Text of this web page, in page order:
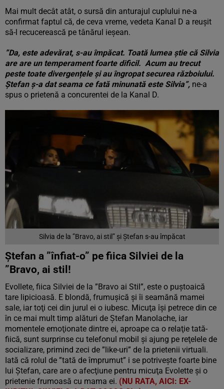
Mai mult decât atât, o sursă din anturajul cuplului ne-a
confirmat faptul că, de ceva vreme, vedeta Kanal D a reușit
să-l recucerească pe tânărul ieșean.
”Da, este adevărat, s-au împăcat. Toată lumea ştie că Silvia
are are un temperament foarte dificil. Acum au trecut
peste toate divergențele și au îngropat securea războiului.
Ștefan ș-a dat seama ce fată minunată este Silvia”, ne-a
spus o prietenă a concurentei de la Kanal D.
Silvia de la ”Bravo, ai stil” și Ștefan s-au împăcat
Ştefan a ”înfiat-o” pe fiica Silviei de la
”Bravo, ai stil!
Evollete, fiica Silviei de la ”Bravo ai Stil”, este o puştoaică
tare lipicioasă. E blondă, frumuşică şi îi seamănă mamei
sale, iar toţi cei din jurul ei o iubesc. Micuţa îşi petrece din ce
în ce mai mult timp alături de Ştefan Manolache, iar
momentele emoţionate dintre ei, aproape ca o relaţie tată-
fiică, sunt surprinse cu telefonul mobil şi ajung pe reţelele de
socializare, primind zeci de ”like-uri” de la prietenii virtuali.
Iată că rolul de ”tată de împrumut” i se potriveşte foarte bine
lui Ştefan, care are o afecţiune pentru micuţa Evolette şi o
prietenie frumoasă cu mama ei. (NU RATA, AICI: EX-